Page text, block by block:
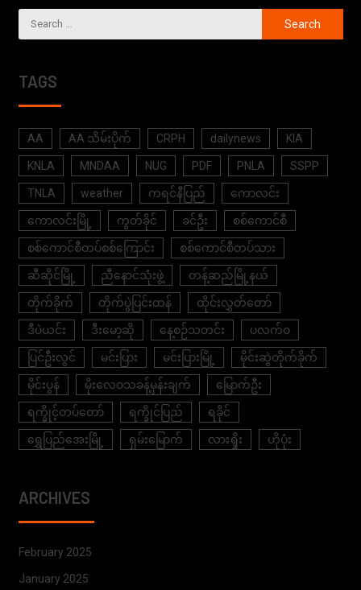
TAGS
AA AA သိမ်းပိုက် CRPH dailynews KIA
KNLA MNDAA NUG PDF PNLA SSPP
TNLA weather ကရင်နီပြည် ကောလင်း
ကောလင်းမြို့ ကွတ်ခိုင် ခင်ဦး စစ်ကောင်စီ
စစ်ကောင်စီတပ်စစ်ကြောင်း စစ်ကောင်စီတပ်သား
ဆီဆိုင်မြို့ ညီနောင်သုံးဖွဲ့ တန့်ဆည်မြို့နယ်
တိုက်ခိုက် တိုက်ပွဲပြင်းထန် ထိုင်းလွှတ်တော်
ဒီပဲယင်း ဒီးမော့ဆို နေ့စဉ်သတင်း ပလက်ဝ
ပြင်ဦးလွင် မင်းပြား မင်းပြားမြို့ မိုင်းဆွဲတိုက်ခိုက်
မိုင်းပွန် မိုးလေဝသခန့်မှန်းချက် မြောက်ဦး
ရက္ခိုင့်တပ်တော် ရက္ခိုင်ပြည် ရခိုင်
ရွှေပြည်အေးမြို့ ရှမ်းမြောက် လားရှိုး ဟိုပုံး
ARCHIVES
February 2025
January 2025